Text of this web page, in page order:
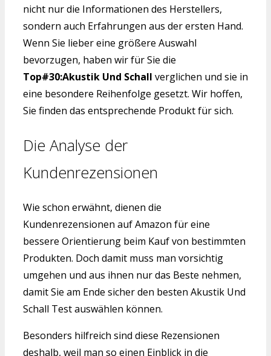
nicht nur die Informationen des Herstellers,
sondern auch Erfahrungen aus der ersten Hand.
Wenn Sie lieber eine größere Auswahl
bevorzugen, haben wir für Sie die
Top#30:Akustik Und Schall verglichen und sie in
eine besondere Reihenfolge gesetzt. Wir hoffen,
Sie finden das entsprechende Produkt für sich.
Die Analyse der
Kundenrezensionen
Wie schon erwähnt, dienen die
Kundenrezensionen auf Amazon für eine
bessere Orientierung beim Kauf von bestimmten
Produkten. Doch damit muss man vorsichtig
umgehen und aus ihnen nur das Beste nehmen,
damit Sie am Ende sicher den besten Akustik Und
Schall Test auswählen können.
Besonders hilfreich sind diese Rezensionen
deshalb, weil man so einen Einblick in die